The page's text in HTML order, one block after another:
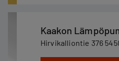
Kaakon
Hirvikalliontie 376